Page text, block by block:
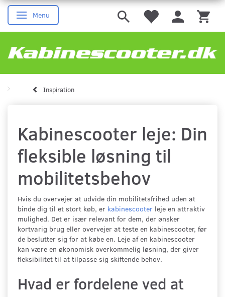
Skifte navigation
Menu
Inspiration
Kabinescooter leje: Din
fleksible løsning til
mobilitetsbehov
Hvis du overvejer at udvide din mobilitetsfrihed uden at
binde dig til et stort køb, er kabinescooter leje en attraktiv
mulighed. Det er især relevant for dem, der ønsker
kortvarig brug eller overvejer at teste en kabinescooter, før
de beslutter sig for at købe en. Leje af en kabinescooter
kan være en økonomisk overkommelig løsning, der giver
fleksibilitet til at tilpasse sig skiftende behov.
Hvad er fordelene ved at